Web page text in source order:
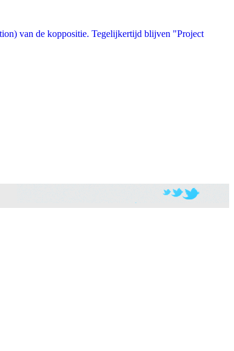
van de koppositie. Tegelijkertijd blijven "Project